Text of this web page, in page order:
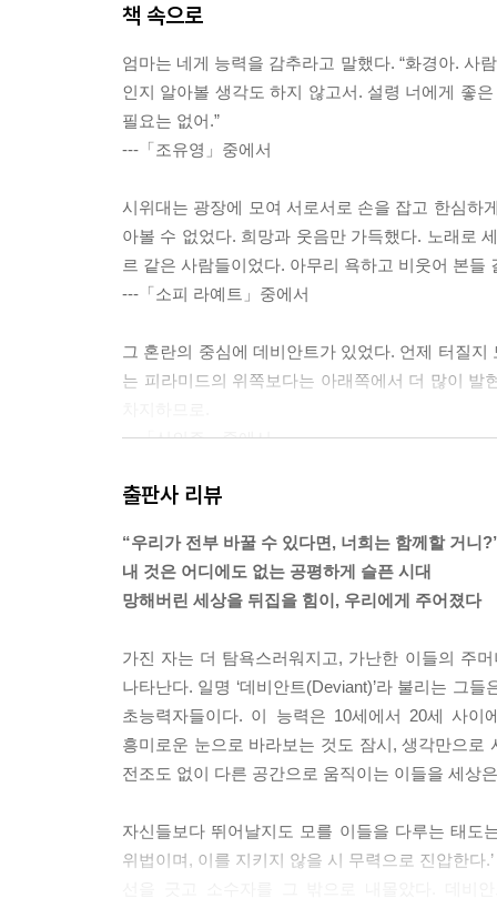
책 속으로
엄마는 네게 능력을 감추라고 말했다. “화경아. 사
인지 알아볼 생각도 하지 않고서. 설령 너에게 좋
필요는 없어.”
---「조유영」중에서
시위대는 광장에 모여 서로서로 손을 잡고 한심하
아볼 수 없었다. 희망과 웃음만 가득했다. 노래로
르 같은 사람들이었다. 아무리 욕하고 비웃어 본들
---「소피 라예트」중에서
그 혼란의 중심에 데비안트가 있었다. 언제 터질
는 피라미드의 위쪽보다는 아래쪽에서 더 많이
---「신의주」중에서
그날 너는 아무것도 하지 않았다. 바로 그랬기에
인 분출구를 찾아 일제히 터져 나오기 시작했다.
---「광장」중에서
다면. 어쩌면 조금은 승산이 생길지도 모르지.
---「예카테린부르크」중에서
출판사 리뷰
“우리가 전부 바꿀 수 있다면, 너희는 함께할 거니
내 것은 어디에도 없는 공평하게 슬픈 시대
망해버린 세상을 뒤집을 힘이, 우리에게 주어졌다
가진 자는 더 탐욕스러워지고, 가난한 이들의 주
나타난다. 일명 ‘데비안트(Deviant)’라 불리는 그
초능력자들이다. 이 능력은 10세에서 20세 사
흥미로운 눈으로 바라보는 것도 잠시, 생각만으
전조도 없이 다른 공간으로 움직이는 이들을 세상
자신들보다 뛰어날지도 모를 이들을 다루는 태도
위법이며, 이를 지키지 않을 시 무력으로 진압한다